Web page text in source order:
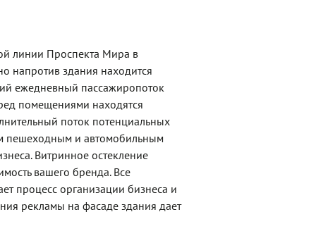
линии Проспекта Мира в
напротив здания находится
ежедневный пассажиропоток
помещениями находятся
поток потенциальных
пешеходным и автомобильным
Витринное остекление
вашего бренда. Все
процесс организации бизнеса и
рекламы на фасаде здания дает